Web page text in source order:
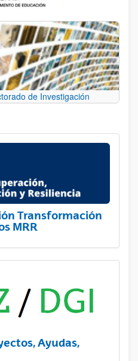
de Investigación
Transformación
MRR
Ayudas,